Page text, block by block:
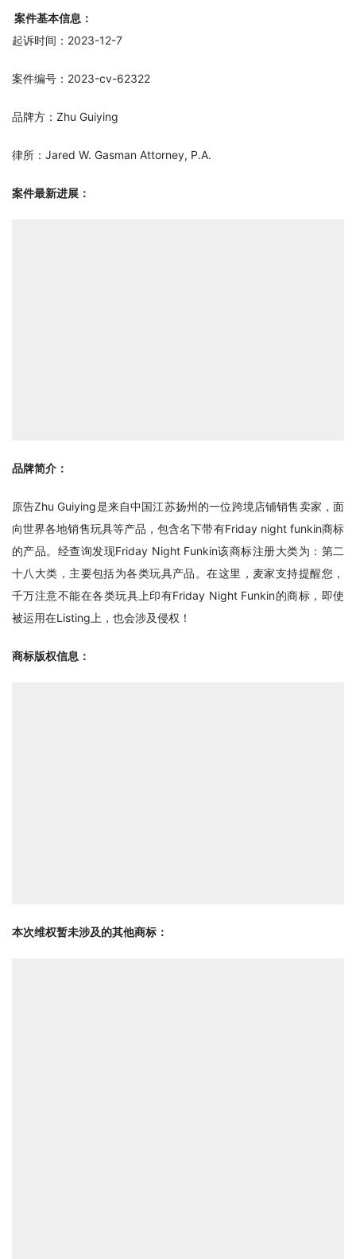
案件基本信息：
起诉时间：2023-12-7
案件编号：2023-cv-62322
品牌方：Zhu Guiying
律所：Jared W. Gasman Attorney, P.A.
案件最新进展：
品牌简介：
原告Zhu Guiying是来自中国江苏扬州的一位跨境店铺销售卖家，面
向世界各地销售玩具等产品，包含名下带有Friday night funkin商标
的产品。经查询发现Friday Night Funkin该商标注册大类为：第二
十八大类，主要包括为各类玩具产品。在这里，麦家支持提醒您，
千万注意不能在各类玩具上印有Friday Night Funkin的商标，即使
被运用在Listing上，也会涉及侵权！
商标版权信息：
本次维权暂未涉及的其他商标：